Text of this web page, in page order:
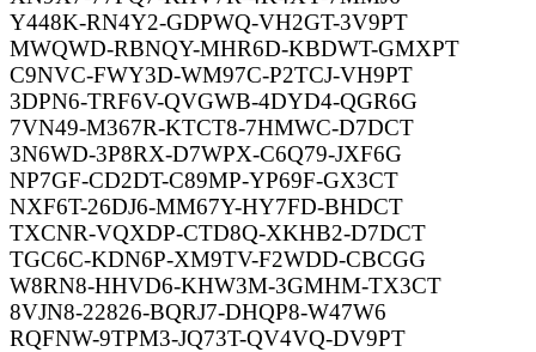
Y448K-RN4Y2-GDPWQ-VH2GT-3V9PT
MWQWD-RBNQY-MHR6D-KBDWT-GMXPT
C9NVC-FWY3D-WM97C-P2TCJ-VH9PT
3DPN6-TRF6V-QVGWB-4DYD4-QGR6G
7VN49-M367R-KTCT8-7HMWC-D7DCT
3N6WD-3P8RX-D7WPX-C6Q79-JXF6G
NP7GF-CD2DT-C89MP-YP69F-GX3CT
NXF6T-26DJ6-MM67Y-HY7FD-BHDCT
TXCNR-VQXDP-CTD8Q-XKHB2-D7DCT
TGC6C-KDN6P-XM9TV-F2WDD-CBCGG
W8RN8-HHVD6-KHW3M-3GMHM-TX3CT
8VJN8-22826-BQRJ7-DHQP8-W47W6
RQFNW-9TPM3-JQ73T-QV4VQ-DV9PT